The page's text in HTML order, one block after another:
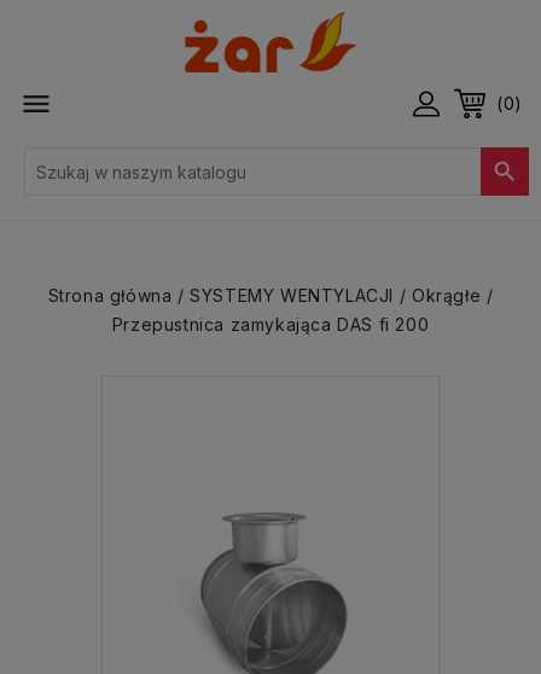
 (0)

Strona główna SYSTEMY WENTYLACJI
Okrągłe
Przepustnica zamykająca DAS fi 200